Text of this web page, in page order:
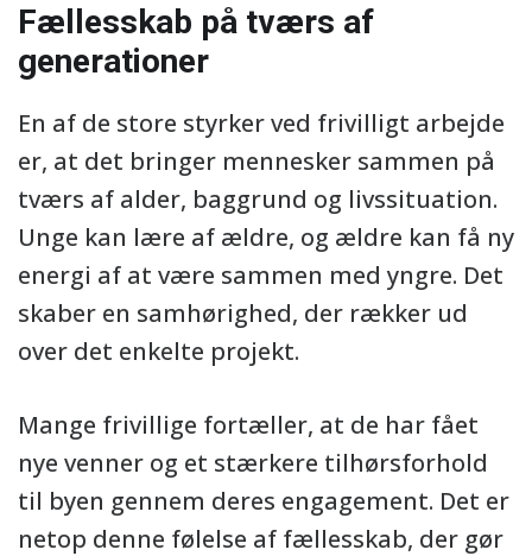
Fællesskab på tværs af
generationer
En af de store styrker ved frivilligt arbejde
er, at det bringer mennesker sammen på
tværs af alder, baggrund og livssituation.
Unge kan lære af ældre, og ældre kan få ny
energi af at være sammen med yngre. Det
skaber en samhørighed, der rækker ud
over det enkelte projekt.
Mange frivillige fortæller, at de har fået
nye venner og et stærkere tilhørsforhold
til byen gennem deres engagement. Det er
netop denne følelse af fællesskab, der gør